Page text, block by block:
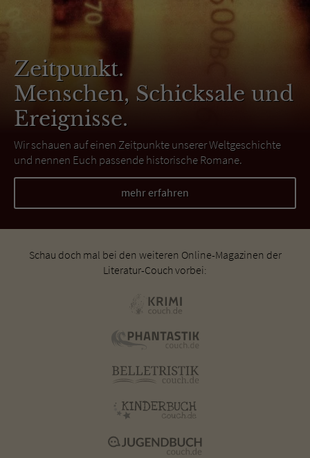
Zeitpunkt.
Menschen, Schicksale und
Ereignisse.
Wir schauen auf einen Zeitpunkte unserer Weltgeschichte
und nennen Euch passende historische Romane.
mehr erfahren
Schau doch mal bei den weiteren Online-Magazinen der
Literatur-Couch vorbei: